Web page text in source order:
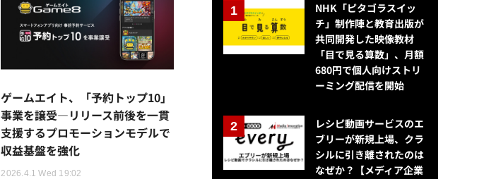
ゲームエイト、「予約トップ10」
事業を譲受—リリース前後を一貫
支援するプロモーションモデルで
収益基盤を強化
2026.4.1 Wed 19:02
NHK「ピタゴラスイッ
チ」制作陣と教育出版が
共同開発した映像教材
「目で見る算数」、月額
680円で個人向けストリ
ーミング配信を開始
レシピ動画サービスのエ
ブリーが新規上場、クラ
シルに引き離されたのは
なぜか？【メディア企業